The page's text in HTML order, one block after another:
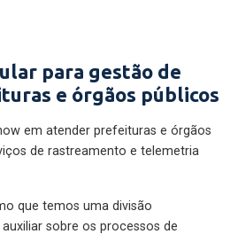
para gestão de
e órgãos públicos
em atender prefeituras e órgãos
de rastreamento e telemetria
que temos uma divisão
sobre os processos de